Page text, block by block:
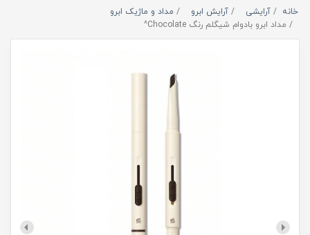
خانه آرایشی آرایش ابرو
مداد و ماژیک ابرو
مداد ابرو بادوام شیگلم رنگ Chocolate^